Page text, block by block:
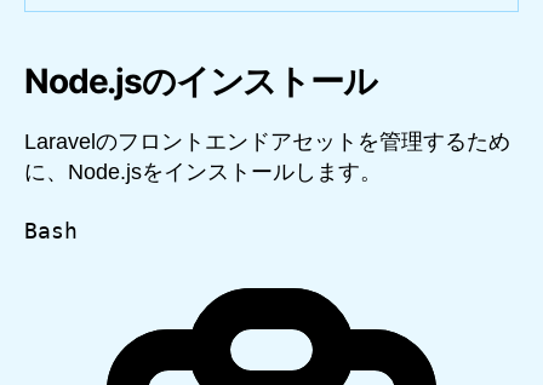
Node.jsのインストール
Laravelのフロントエンドアセットを管理するため
に、Node.jsをインストールします。
Bash